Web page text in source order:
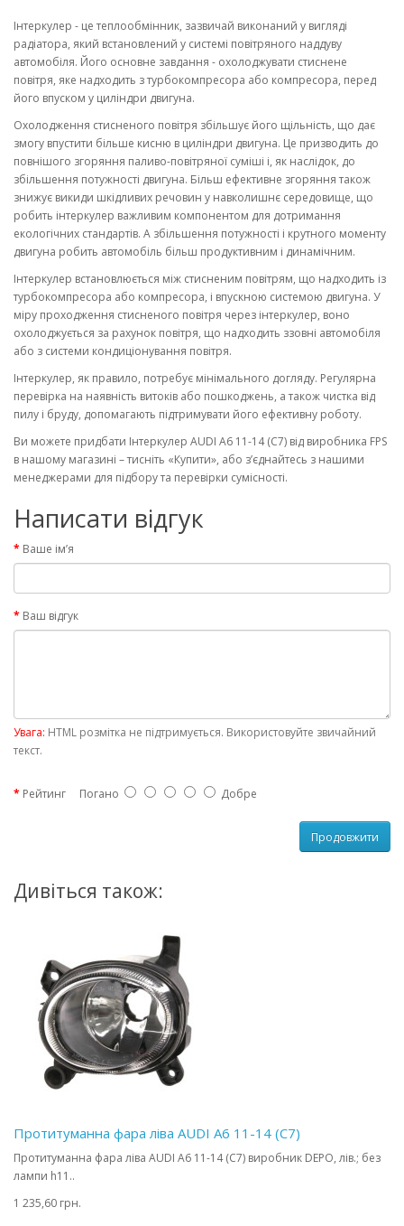
Інтеркулер - це теплообмінник, зазвичай виконаний у вигляді
радіатора, який встановлений у системі повітряного наддуву
автомобіля. Його основне завдання - охолоджувати стиснене
повітря, яке надходить з турбокомпресора або компресора, перед
його впуском у циліндри двигуна.
Охолодження стисненого повітря збільшує його щільність, що дає
змогу впустити більше кисню в циліндри двигуна. Це призводить до
повнішого згоряння паливо-повітряної суміші і, як наслідок, до
збільшення потужності двигуна. Більш ефективне згоряння також
знижує викиди шкідливих речовин у навколишнє середовище, що
робить інтеркулер важливим компонентом для дотримання
екологічних стандартів. А збільшення потужності і крутного моменту
двигуна робить автомобіль більш продуктивним і динамічним.
Інтеркулер встановлюється між стисненим повітрям, що надходить із
турбокомпресора або компресора, і впускною системою двигуна. У
міру проходження стисненого повітря через інтеркулер, воно
охолоджується за рахунок повітря, що надходить ззовні автомобіля
або з системи кондиціонування повітря.
Інтеркулер, як правило, потребує мінімального догляду. Регулярна
перевірка на наявність витоків або пошкоджень, а також чистка від
пилу і бруду, допомагають підтримувати його ефективну роботу.
Ви можете придбати Інтеркулер AUDI A6 11-14 (C7) від виробника FPS
в нашому магазині – тисніть «Купити», або з’єднайтесь з нашими
менеджерами для підбору та перевірки сумісності.
Написати відгук
Ваше ім’я
Ваш відгук
Увага: HTML розмітка не підтримується. Використовуйте звичайний
текст.
Рейтинг Погано Добре
Продовжити
Дивіться також:
Протитуманна фара ліва AUDI A6 11-14 (C7)
Протитуманна фара ліва AUDI A6 11-14 (C7) виробник DEPO, лів.; без
лампи h11..
1 235,60 грн.